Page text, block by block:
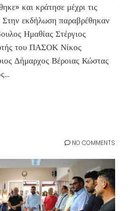
και κράτησε μέχρι τις
Στην εκδήλωση παραβρέθηκαν
Ημαθίας Στέργιος
του ΠΑΣΟΚ Νίκος
Δήμαρχος Βέροιας Κώστας
NO COMMENTS